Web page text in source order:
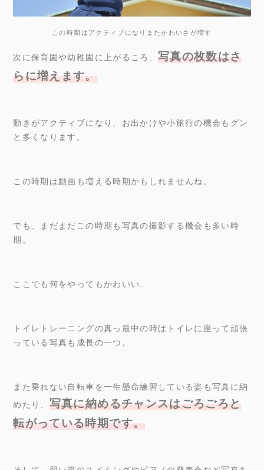
この時期はアクティブになりまたかわいさが増す
次に保育園や幼稚園に上がるころ、 写真の枚数はさ
らに増えます。
動きがアクティブになり、お出かけや小旅行の機会もグン
と多くなります。
この時期は動画も増える時期かもしれませんね。
でも、まだまだこの時期も写真の撮影する機会も多い時
期。
ここでも何をやってもかわいい…
トイレトレーニングの真っ最中の時はトイレに座って頑張
っている写真も成長の一つ。
また乗れない自転車を一生懸命練習している姿も写真に納
めたり、 写真に納めるチャンスはごろごろと
転がっている時期です。